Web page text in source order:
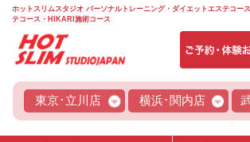
ホットスリムスタジオ パーソナルトレーニング・ダイエットエステコー
テコース・HIKARI施術コース
東京･立川店 横浜･関内店